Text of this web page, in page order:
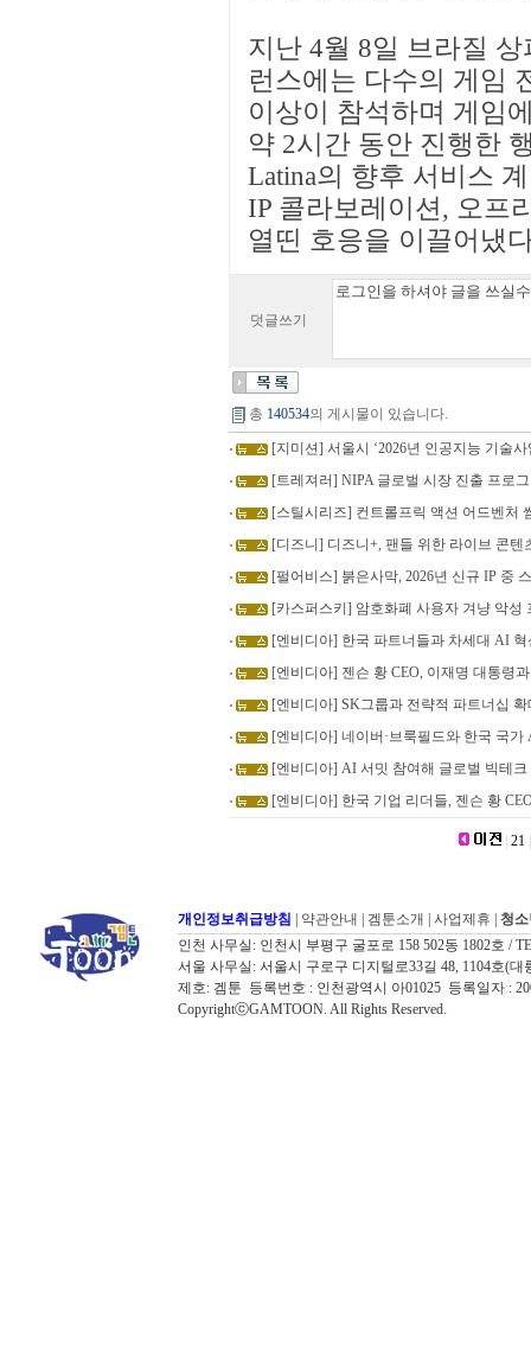
지난 4월 8일 브라질
런스에는 다수의 게임
이상이 참석하며 게임
약 2시간 동안 진행한
Latina의 향후 서비스
IP 콜라보레이션, 오프
열띤 호응을 이끌어냈
덧글쓰기
총 140534의 게시물이 있습니다.
[지미션] 서울시 ‘2026년 인공지능 기술
[트레져러] NIPA 글로벌 시장 진출 프로
[스틸시리즈] 컨트롤프릭 액션 어드벤처
[디즈니] 디즈니+, 팬들 위한 라이브 콘텐
[펄어비스] 붉은사막, 2026년 신규 IP 중
[카스퍼스키] 암호화폐 사용자 겨냥 악성
[엔비디아] 한국 파트너들과 차세대 AI 혁
[엔비디아] 젠슨 황 CEO, 이재명 대통령
[엔비디아] SK그룹과 전략적 파트너십
[엔비디아] 네이버·브룩필드와 한국 국
[엔비디아] AI 서밋 참여해 글로벌 빅테
[엔비디아] 한국 기업 리더들, 젠슨 황
21
개인정보취급방침 약관안내 겜툰소개 사업제휴
청
인천 사무실: 인천시 부평구 굴포로 158 502동 1802호 /
서울 사무실: 서울시 구로구 디지털로33길 48, 1104호(대
제호: 겜툰 등록번호 : 인천광역시 아01025 등록일자 :
CopyrightⓒGAMTOON. All Rights Reserved.